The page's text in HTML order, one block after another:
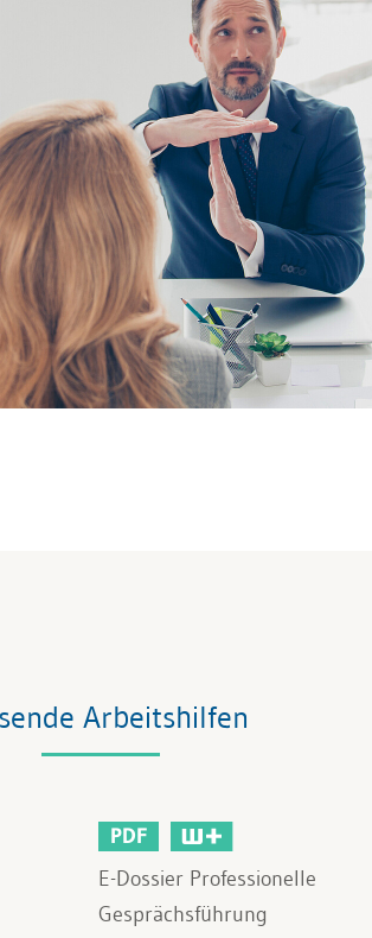
Arbeitshilfen
PDF
E-Dossier Professionelle
Gesprächsführung